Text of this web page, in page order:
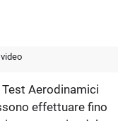
Aerodinamici
effettuare fino